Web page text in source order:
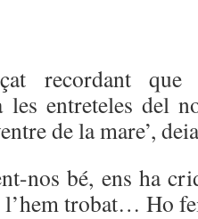
recordant
entreteles del
de la mare’,
nos bé, ens ha
trobat… Ho